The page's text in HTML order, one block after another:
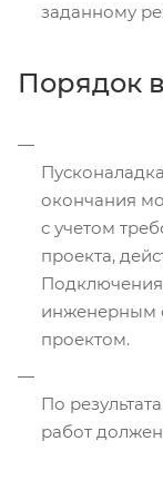
заданному
Порядок
окончания
с учетом
проекта,
Подключения
инженерным
проектом.
По
работ